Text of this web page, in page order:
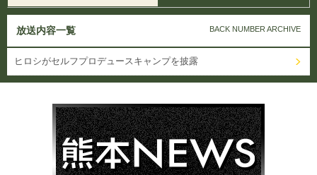
放送内容一覧 BACK NUMBER ARCHIVE
ヒロシがセルフプロデュースキャンプを披露